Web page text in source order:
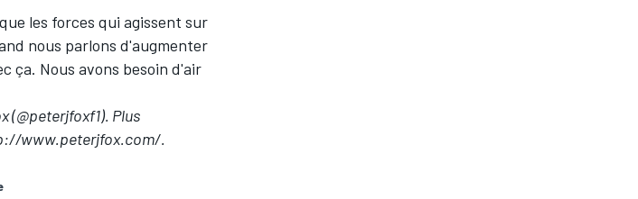
les forces qui agissent sur
nous parlons d'augmenter
ça. Nous avons besoin d'air
(@peterjfoxf1). Plus
www.peterjfox.com/.